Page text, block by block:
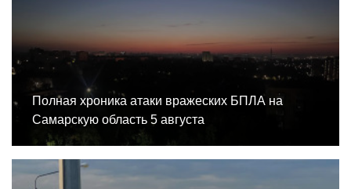
Полная хроника атаки вражеских БПЛА на
Самарскую область 5 августа